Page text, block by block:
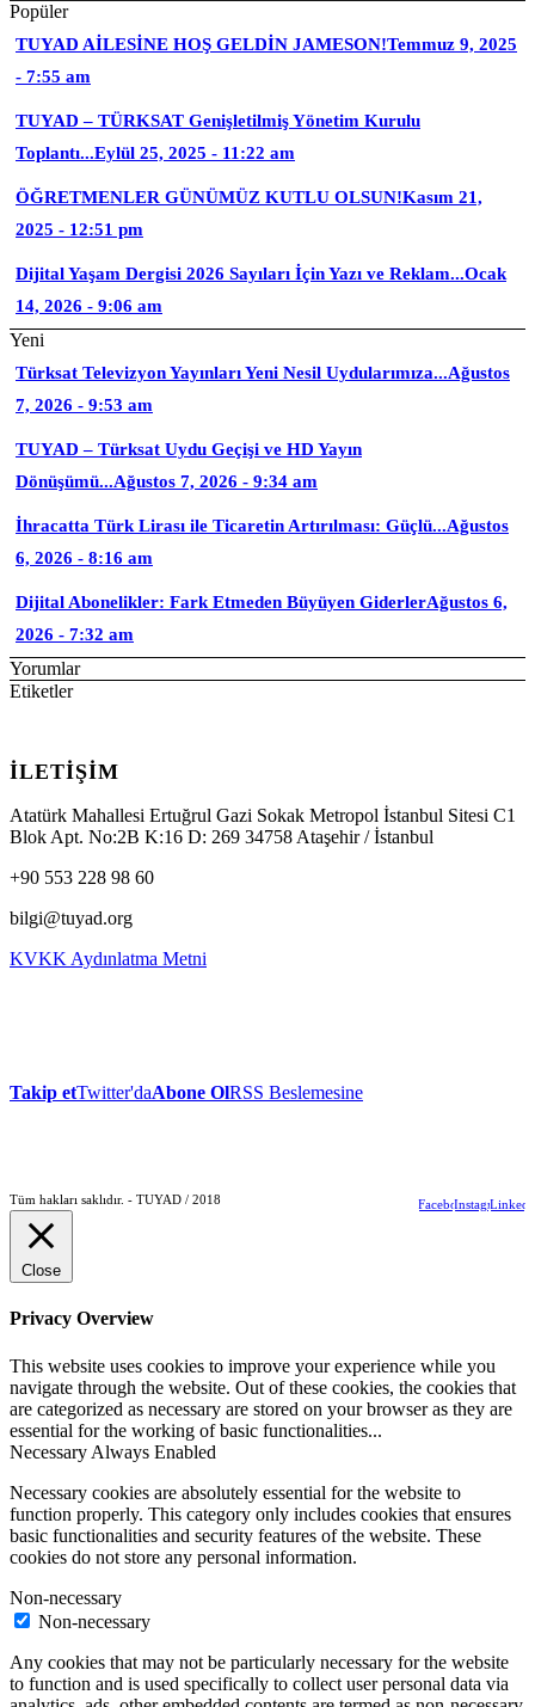
Popüler
TUYAD AİLESİNE HOŞ GELDİN JAMESON!Temmuz 9, 2025
- 7:55 am
TUYAD – TÜRKSAT Genişletilmiş Yönetim Kurulu
Toplantı...Eylül 25, 2025 - 11:22 am
ÖĞRETMENLER GÜNÜMÜZ KUTLU OLSUN!Kasım 21,
2025 - 12:51 pm
Dijital Yaşam Dergisi 2026 Sayıları İçin Yazı ve Reklam...Ocak
14, 2026 - 9:06 am
Yeni
Türksat Televizyon Yayınları Yeni Nesil Uydularımıza...Ağustos
7, 2026 - 9:53 am
TUYAD – Türksat Uydu Geçişi ve HD Yayın
Dönüşümü...Ağustos 7, 2026 - 9:34 am
İhracatta Türk Lirası ile Ticaretin Artırılması: Güçlü...Ağustos
6, 2026 - 8:16 am
Dijital Abonelikler: Fark Etmeden Büyüyen GiderlerAğustos 6,
2026 - 7:32 am
Yorumlar
Etiketler
İLETİŞİM
Atatürk Mahallesi Ertuğrul Gazi Sokak Metropol İstanbul Sitesi C1
Blok Apt. No:2B K:16 D: 269 34758 Ataşehir / İstanbul
+90 553 228 98 60
bilgi@tuyad.org
KVKK Aydınlatma Metni
Takip etTwitter'daAbone OlRSS Beslemesine
Tüm hakları saklıdır. - TUYAD / 2018 FacebookInstagram
Close
Privacy Overview
This website uses cookies to improve your experience while you
navigate through the website. Out of these cookies, the cookies that
are categorized as necessary are stored on your browser as they are
essential for the working of basic functionalities...
Necessary Always Enabled
Necessary cookies are absolutely essential for the website to
function properly. This category only includes cookies that ensures
basic functionalities and security features of the website. These
cookies do not store any personal information.
Non-necessary
Non-necessary
Any cookies that may not be particularly necessary for the website
to function and is used specifically to collect user personal data via